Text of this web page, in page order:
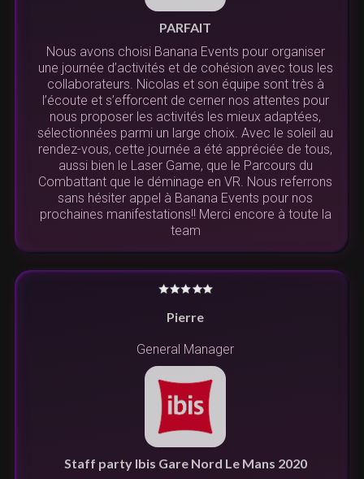
PARFAIT
Nous avons choisi Banana Events pour organiser
une journée d’activités et de cohésion avec tous les
collaborateurs. Nicolas et son équipe sont très à
l’écoute et s’efforcent de cerner nos attentes pour
nous proposer les activités les mieux adaptées,
sélectionnées parmi un large choix. Avec le soleil au
rendez-vous, cette journée a été appréciée de tous,
aussi bien le Laser Game, que le Parcours du
Combattant que le déminage en VR. Nous referrons
sans hésiter appel à Banana Events pour nos
prochaines manifestations!! Merci encore à toute la
team
Pierre
General Manager
Staff party Ibis Gare Nord Le Mans 2020